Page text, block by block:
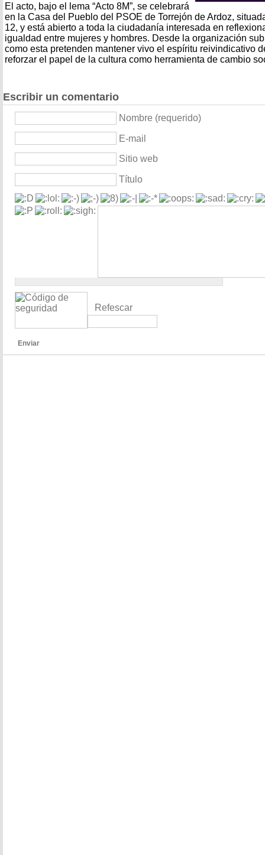
El acto, bajo el lema “Acto 8M”, se celebrará
en la Casa del Pueblo del PSOE de Torrejón de Ardoz,
12, y está abierto a toda la ciudadanía interesada en
igualdad entre mujeres y hombres. Desde la organización
como esta pretenden mantener vivo el espíritu reivindicativo
reforzar el papel de la cultura como herramienta de cambio
Escribir un comentario
Nombre (requerido)
E-mail
Sitio web
Título
Refescar
Enviar